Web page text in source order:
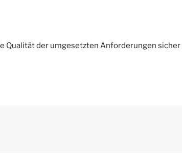
Qualität der umgesetzten Anforderungen